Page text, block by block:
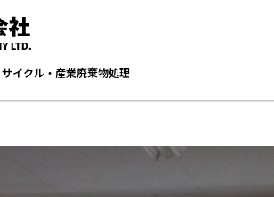
イクル・産業廃棄物処理